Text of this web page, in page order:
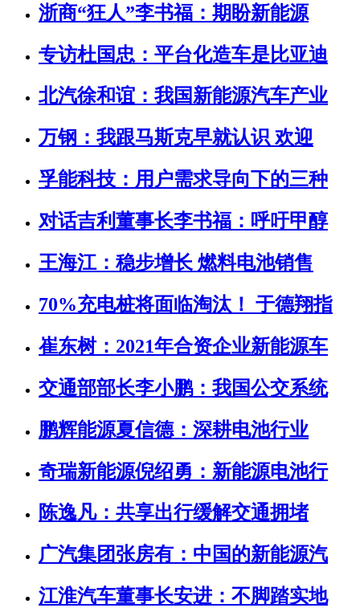
浙商“狂人”李书福：期盼新能源
专访杜国忠：平台化造车是比亚迪
北汽徐和谊：我国新能源汽车产业
万钢：我跟马斯克早就认识 欢迎
孚能科技：用户需求导向下的三种
对话吉利董事长李书福：呼吁甲醇
王海江：稳步增长 燃料电池销售
70%充电桩将面临淘汰！ 于德翔指
崔东树：2021年合资企业新能源车
交通部部长李小鹏：我国公交系统
鹏辉能源夏信德：深耕电池行业
奇瑞新能源倪绍勇：新能源电池行
陈逸凡：共享出行缓解交通拥堵
广汽集团张房有：中国的新能源汽
江淮汽车董事长安进：不脚踏实地